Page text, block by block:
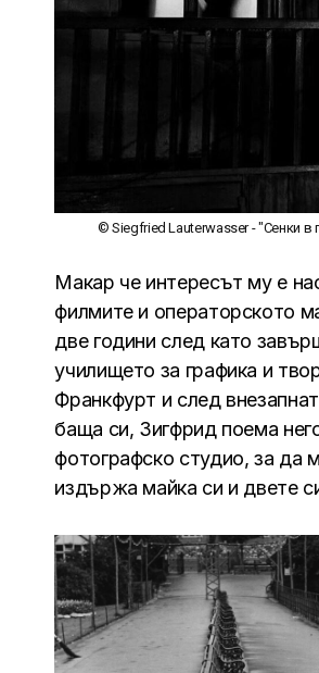
© Siegfried Lauterwasser - "Сенки в
Макар че интересът му е
филмите и операторското
две години след като
училището за графика и
Франкфурт и след
баща си, Зигфрид поема
фотографско студио, за да
издържа майка си и двете